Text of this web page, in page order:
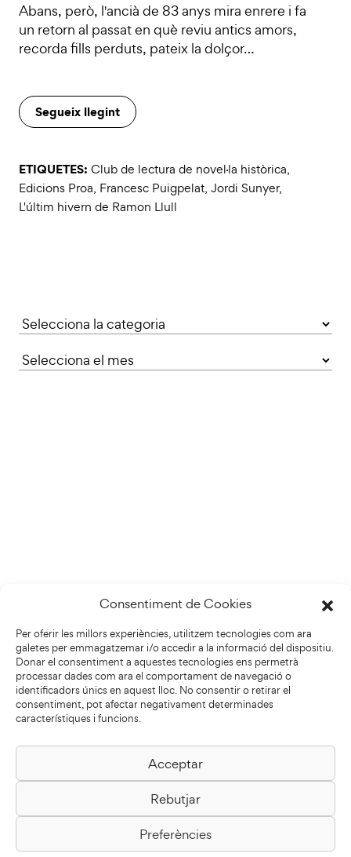
Consentiment de Cookies
Per oferir les millors experiències, utilitzem tecnologies com ara
galetes per emmagatzemar i/o accedir a la informació del dispositiu.
Donar el consentiment a aquestes tecnologies ens permetrà
processar dades com ara el comportament de navegació o
identificadors únics en aquest lloc. No consentir o retirar el
consentiment, pot afectar negativament determinades
característiques i funcions.
Acceptar
Rebutjar
Preferències
Abans, però, l'ancià de 83 anys mira enrere i fa
un retorn al passat en què reviu antics amors,
recorda fills perduts, pateix la dolçor…
Segueix llegint
ETIQUETES: Club de lectura de novel·la històrica,
Edicions Proa, Francesc Puigpelat, Jordi Sunyer,
L'últim hivern de Ramon Llull
Categories
Biblioteca Pilarin Bayés
Passeig de la Generalitat, 1
08500 Vic